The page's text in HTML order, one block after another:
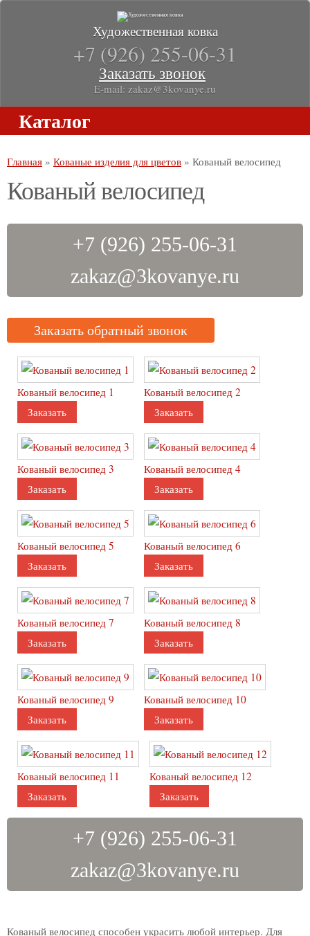
Художественная ковка
+7 (926) 255-06-31
Заказать звонок
E-mail: zakaz@3kovanye.ru
Каталог
Кузнецы
Наши услуги
О кузнице
Главная » Кованые изделия для цветов » Кованый велосипед
Кованый велосипед
+7 (926) 255-06-31
zakaz@3kovanye.ru
Заказать обратный звонок
Кованый велосипед 1
Заказать
Кованый велосипед 2
Заказать
Кованый велосипед 3
Заказать
Кованый велосипед 4
Заказать
Кованый велосипед 5
Заказать
Кованый велосипед 6
Заказать
Кованый велосипед 7
Заказать
Кованый велосипед 8
Заказать
Кованый велосипед 9
Заказать
Кованый велосипед 10
Заказать
Кованый велосипед 11
Заказать
Кованый велосипед 12
Заказать
+7 (926) 255-06-31
zakaz@3kovanye.ru
Кованый велосипед способен украсить любой интерьер. Для
Кровати
Диваны
Кухни
Лежанки для собак и кошек
Стиль
Табуретки
Стеллаж
Пуфики
Кованые предметы интерьера
Перегородки
Торшеры
Панно
Полки
Светильники
Люстры
Карнизы
Гардины
Зеркала
Подставки
Подставки для обуви
Подставки для зонтов
Подставки для цветов
Подставки под вино
Подставки под аквариум
Кованые изделия для цветов
Кашпо
Палисадники
Цветочницы